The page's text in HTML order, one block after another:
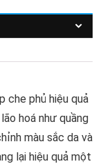
che phủ hiệu quả
hoá như quầng
màu sắc da và
lại hiệu quả một